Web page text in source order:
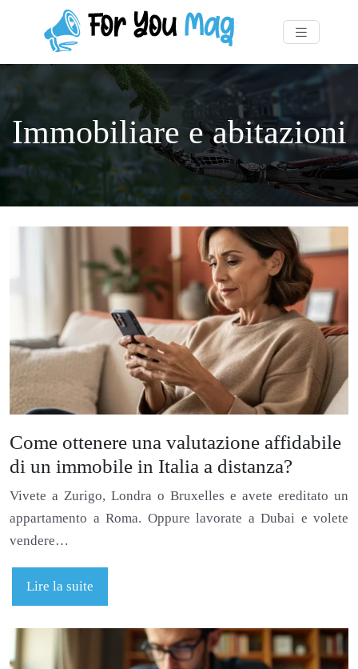
Immobiliare e abitazioni
Come ottenere una valutazione affidabile
di un immobile in Italia a distanza?
Vivete a Zurigo, Londra o Bruxelles e avete ereditato un
appartamento a Roma. Oppure lavorate a Dubai e volete
vendere…
Lire la suite